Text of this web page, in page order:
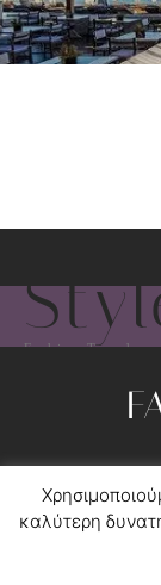
Fashion Trends
© 2012-2020
καλύτερη